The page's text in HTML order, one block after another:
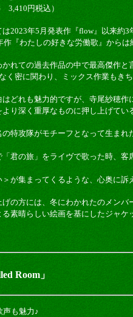
3,410円税込）
2023年5月発表作『flow』以来約3
作『わたしの好きな労働歌』からは
れての過去作品の中で最高傑作と
く密に関わり、ミックス作業もき
どれも魅力的ですが、寺尾紗穂
り深く重厚なものに押し上げてい
特攻隊がモチーフとなって生ま
君の旅」をライヴで歌った時、
が集まってくるような、心奥に訴
の方には、冬にわかれたのメン
る素晴らしい絵画を基にしたジャ
Room」
声も魅力♪